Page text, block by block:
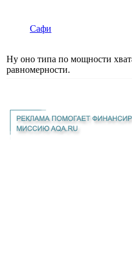
Сафи
Ну оно типа по мощности
равномерности.